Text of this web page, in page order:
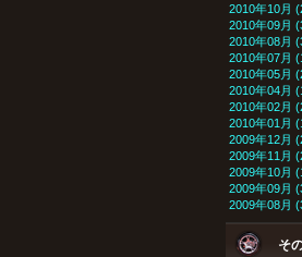
2010年10月
2010年09月
2010年08月
2010年07月
2010年05月
2010年04月
2010年02月
2010年01月
2009年12月
2009年11月
2009年10月
2009年09月
2009年08月
そ